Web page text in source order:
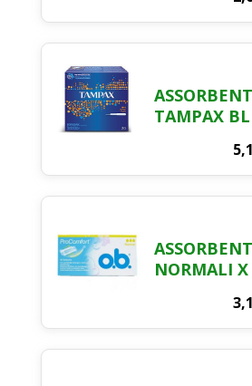
TAMPAX
NORMALI X